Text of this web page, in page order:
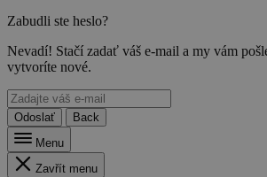
Zabudli ste heslo?
Nevadí! Stačí zadať váš e-mail a my vám
vytvoríte nové.
Odoslať
Back
Menu
Zavřít menu